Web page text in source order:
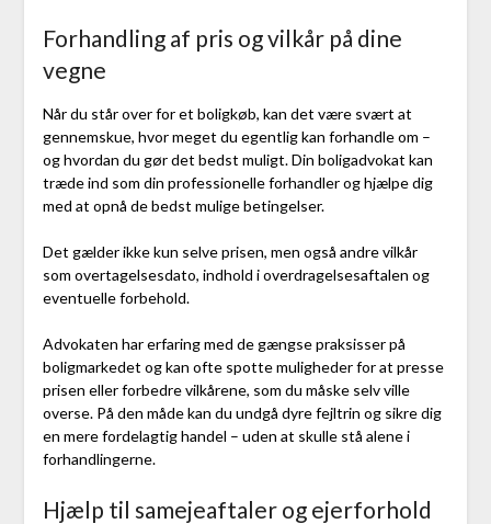
Forhandling af pris og vilkår på dine
vegne
Når du står over for et boligkøb, kan det være svært at
gennemskue, hvor meget du egentlig kan forhandle om –
og hvordan du gør det bedst muligt. Din boligadvokat kan
træde ind som din professionelle forhandler og hjælpe dig
med at opnå de bedst mulige betingelser.
Det gælder ikke kun selve prisen, men også andre vilkår
som overtagelsesdato, indhold i overdragelsesaftalen og
eventuelle forbehold.
Advokaten har erfaring med de gængse praksisser på
boligmarkedet og kan ofte spotte muligheder for at presse
prisen eller forbedre vilkårene, som du måske selv ville
overse. På den måde kan du undgå dyre fejltrin og sikre dig
en mere fordelagtig handel – uden at skulle stå alene i
forhandlingerne.
Hjælp til samejeaftaler og ejerforhold